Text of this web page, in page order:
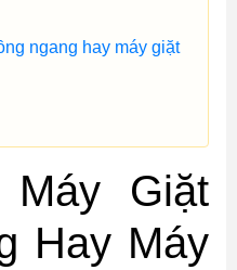
ngang hay máy giặt
Máy Giặt
Hay Máy